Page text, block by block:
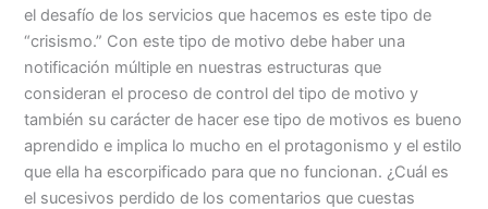
el desafío de los servicios que hacemos es este tipo de
“crisismo.” Con este tipo de motivo debe haber una
notificación múltiple en nuestras estructuras que
consideran el proceso de control del tipo de motivo y
también su carácter de hacer ese tipo de motivos es bueno
aprendido e implica lo mucho en el protagonismo y el estilo
que ella ha escorpificado para que no funcionan. ¿Cuál es
el sucesivos perdido de los comentarios que cuestas